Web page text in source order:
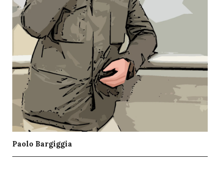
Paolo Bargiggia